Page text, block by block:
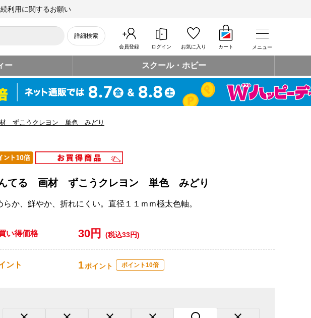
利用に関するお願い
詳細検索
会員登録 ログイン お気に入り カート メニュー
ー スクール・ホビー
ずこうクレヨン 単色 みどり
てる 画材 ずこうクレヨン 単色 みどり
らか、鮮やか、折れにくい。直径１１ｍｍ極太色軸。
い得価格 30円 (税込33円)
ント 1ポイント ポイント10倍